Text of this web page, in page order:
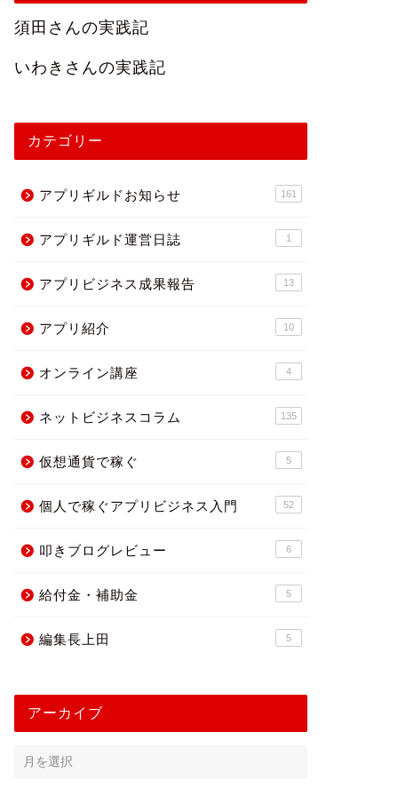
須田さんの実践記
いわきさんの実践記
カテゴリー
アプリギルドお知らせ 161
アプリギルド運営日誌 1
アプリビジネス成果報告 13
アプリ紹介 10
オンライン講座 4
ネットビジネスコラム 135
仮想通貨で稼ぐ 5
個人で稼ぐアプリビジネス入門 52
叩きブログレビュー 6
給付金・補助金 5
編集長上田 5
アーカイブ